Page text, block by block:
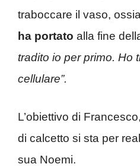
traboccare il vaso, ossia
ha portato alla fine
tradito io per primo. Ho
cellulare”.
L’obiettivo di
di calcetto si sta per
sua Noemi.